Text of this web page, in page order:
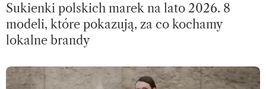
Sukienki polskich marek na lato 2026. 8
modeli, które pokazują, za co kochamy
lokalne brandy